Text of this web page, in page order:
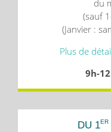
du
(sauf
(Janvier :
Plus de
9h-
DU 1ER